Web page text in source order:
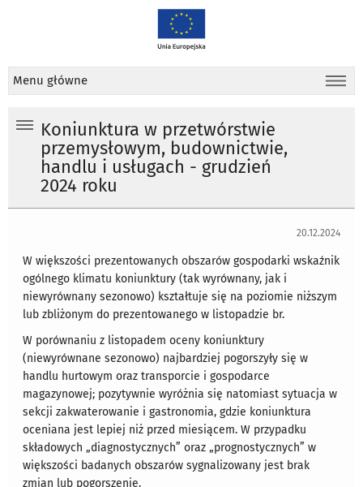
Menu główne
Koniunktura w przetwórstwie
przemysłowym, budownictwie,
handlu i usługach - grudzień
2024 roku
20.12.2024
W większości prezentowanych obszarów gospodarki wskaźnik
ogólnego klimatu koniunktury (tak wyrównany, jak i
niewyrównany sezonowo) kształtuje się na poziomie niższym
lub zbliżonym do prezentowanego w listopadzie br.
W porównaniu z listopadem oceny koniunktury
(niewyrównane sezonowo) najbardziej pogorszyły się w
handlu hurtowym oraz transporcie i gospodarce
magazynowej; pozytywnie wyróżnia się natomiast sytuacja w
sekcji zakwaterowanie i gastronomia, gdzie koniunktura
oceniana jest lepiej niż przed miesiącem. W przypadku
składowych „diagnostycznych” oraz „prognostycznych” w
większości badanych obszarów sygnalizowany jest brak
zmian lub pogorszenie.